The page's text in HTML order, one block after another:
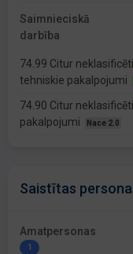
Saimnieciskā
darbība
74.99 Citur
tehniskie pakalpojumi
74.90 Citur
pakalpojumi
Nace 2.0
Saistītas
Amatpersonas
1